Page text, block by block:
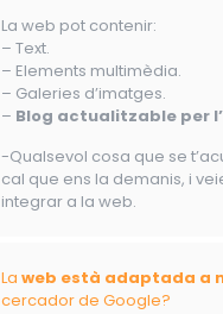
La web pot contenir:
– Text.
– Elements multimèdia.
– Galeries d’imatges.
– Blog actualitzable per
-Qualsevol cosa que se
cal que ens la demanis, i
integrar a la web.
La web està adaptada a
cercador de Google?